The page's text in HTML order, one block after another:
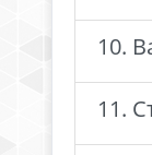
10.
11.